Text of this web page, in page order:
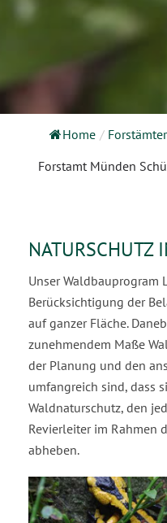
Home / Forstämter
Forstamt Münden
NATURSCHUTZ
Unser Waldbauprogram
Berücksichtigung der
auf ganzer Fläche.
zunehmendem Maße
der Planung und den
umfangreich sind, dass
Waldnaturschutz, den
Revierleiter im Rahmen
abheben.